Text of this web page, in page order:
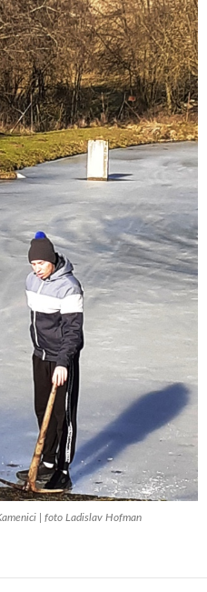
| foto Ladislav Hofman